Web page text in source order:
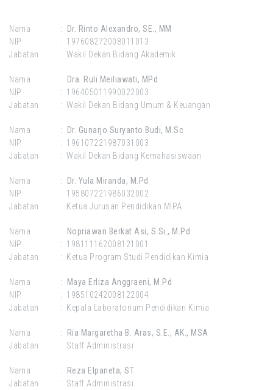
Nama :
Dr. Rinto Alexandro, SE., MM
NIP : 197608272008011013
Jabatan : Wakil Dekan Bidang Akademik
Nama :
Dra. Ruli Meiliawati, MPd
NIP : 196405011990022003
Jabatan : Wakil Dekan Bidang Umum & Keuangan
Nama :
Dr. Gunarjo Suryanto Budi, M.Sc
NIP : 196107221987031003
Jabatan : Wakil Dekan Bidang Kemahasiswaan
Nama :
Dr. Yula Miranda, M.Pd
NIP : 195807221986032002
Jabatan : Ketua Jurusan Pendidikan MIPA
Nama :
Nopriawan Berkat Asi, S.Si., M.Pd
NIP : 198111162008121001
Jabatan : Ketua Program Studi Pendidikan Kimia
Nama :
Maya Erliza Anggraeni, M.Pd
NIP : 198510242008122004
Jabatan : Kepala Laboratorium Pendidikan Kimia
Nama :
Ria Margaretha B. Aras, S.E., AK., MSA
Jabatan : Staff Administrasi
Nama :
Reza Elpaneta, ST
Jabatan : Staff Administrasi